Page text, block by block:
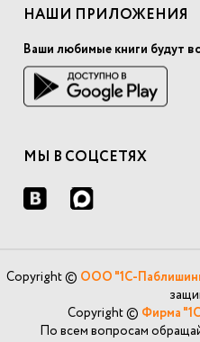
НАШИ ПРИЛОЖЕНИЯ
Ваши любимые книги будут
МЫ В СОЦСЕТЯХ
Copyright © ООО "1С-
Copyright © Фирма
По всем вопросам